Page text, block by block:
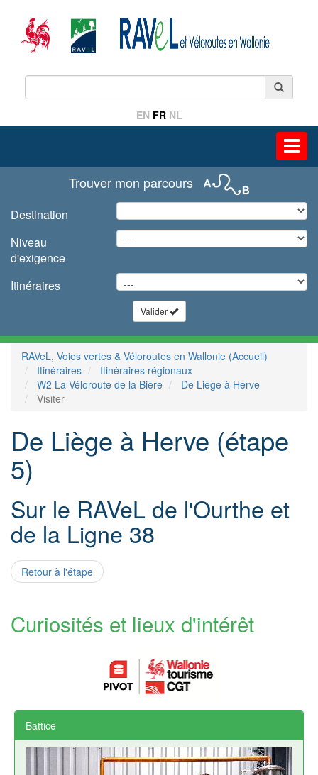
EN FR NL
Trouver mon parcours
Destination
Niveau
d'exigence
Itinéraires
Valider
RAVeL, Voies vertes & Véloroutes en Wallonie (Accueil)
Itinéraires
Itinéraires régionaux
W2 La Véloroute de la Bière
De Liège à Herve
Visiter
De Liège à Herve (étape
5)
Sur le RAVeL de l'Ourthe et
de la Ligne 38
Retour à l'étape
Curiosités et lieux d'intérêt
Battice